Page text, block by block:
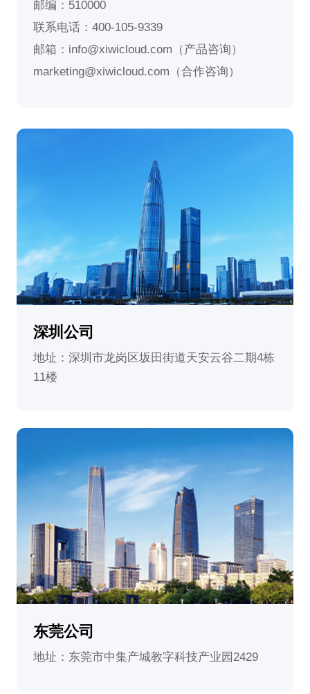
邮编：510000
联系电话：400-105-9339
邮箱：info@xiwicloud.com（产品咨询）
marketing@xiwicloud.com（合作咨询）
深圳公司
地址：深圳市龙岗区坂田街道天安云谷二期4栋
11楼
东莞公司
地址：东莞市中集产城教字科技产业园2429